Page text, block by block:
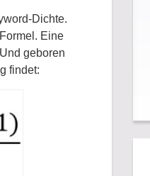
Dichte.
Eine
geboren
findet: